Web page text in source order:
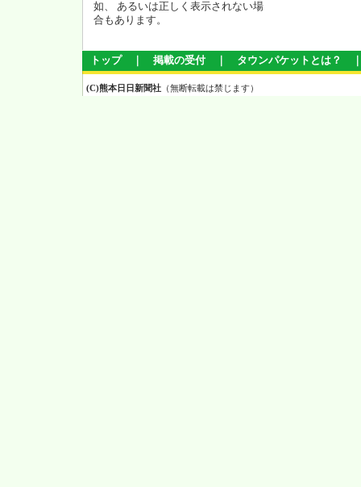
如、 あるいは正しく表示されない場
合もあります。
トップ｜ 掲載の受付｜ タウンパケットとは？
(C)熊本日日新聞社（無断転載は禁じます）